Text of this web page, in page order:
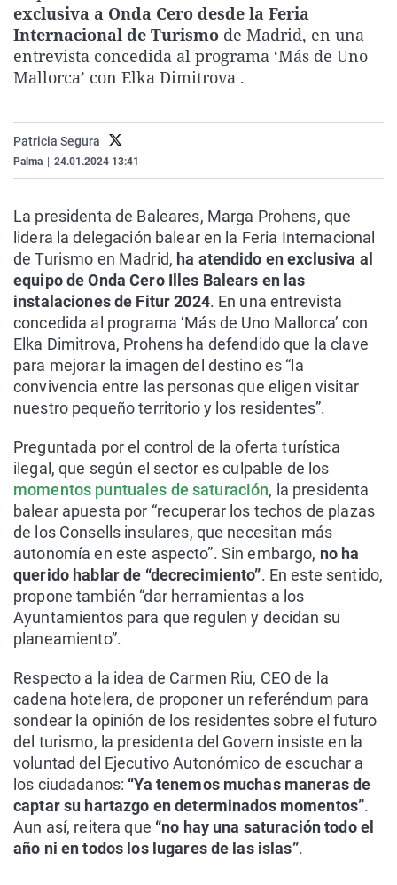
La rosa de los vientos
Gente viajera
Caso
Retornados
Extremadura
Galicia
Virales
Televisión
exclusiva a Onda Cero desde la Feria
Internacional de Turismo de Madrid, en una
entrevista concedida al programa ‘Más de Uno
Mallorca’ con Elka Dimitrova .
Patricia Segura
Palma 24.01.2024 13:41
La presidenta de Baleares, Marga Prohens, que
lidera la delegación balear en la Feria Internacional
de Turismo en Madrid, ha atendido en exclusiva al
equipo de Onda Cero Illes Balears en las
instalaciones de Fitur 2024. En una entrevista
concedida al programa ‘Más de Uno Mallorca’ con
Elka Dimitrova, Prohens ha defendido que la clave
para mejorar la imagen del destino es “la
convivencia entre las personas que eligen visitar
nuestro pequeño territorio y los residentes”.
Preguntada por el control de la oferta turística
ilegal, que según el sector es culpable de los
momentos puntuales de saturación, la presidenta
balear apuesta por “recuperar los techos de plazas
de los Consells insulares, que necesitan más
autonomía en este aspecto”. Sin embargo, no ha
querido hablar de “decrecimiento”. En este sentido,
propone también “dar herramientas a los
Ayuntamientos para que regulen y decidan su
planeamiento”.
Respecto a la idea de Carmen Riu, CEO de la
cadena hotelera, de proponer un referéndum para
sondear la opinión de los residentes sobre el futuro
del turismo, la presidenta del Govern insiste en la
voluntad del Ejecutivo Autonómico de escuchar a
los ciudadanos: “Ya tenemos muchas maneras de
captar su hartazgo en determinados momentos”.
Aun así, reitera que “no hay una saturación todo el
año ni en todos los lugares de las islas”.